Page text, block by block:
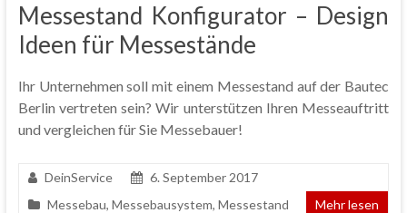
Messestand Konfigurator – Design
Ideen für Messestände
Ihr Unternehmen soll mit einem Messestand auf der Bautec
Berlin vertreten sein? Wir unterstützen Ihren Messeauftritt
und vergleichen für Sie Messebauer!
DeinService
6. September 2017
Messebau, Messebausystem, Messestand Mehr lesen